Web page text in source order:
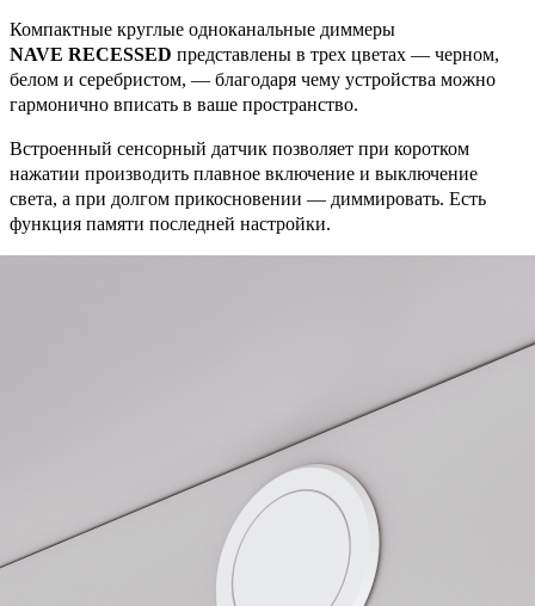
Компактные круглые одноканальные диммеры
NAVE RECESSED представлены в трех цветах — черном,
белом и серебристом, — благодаря чему устройства можно
гармонично вписать в ваше пространство.
Встроенный сенсорный датчик позволяет при коротком
нажатии производить плавное включение и выключение
света, а при долгом прикосновении — диммировать. Есть
функция памяти последней настройки.